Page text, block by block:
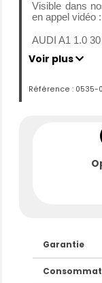
Visible dans
en appel vidéo :
AUDI A1 1.0
Mise en
Carrosserie :
Transmission
Puissance :
Première main.
Historique des
FINANCEZ
MOIS
Voir plus
Référence : 0535-
Garantie